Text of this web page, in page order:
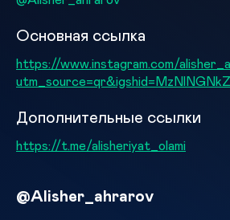
Основная ссылка
https://www.instagram.com/
Дополнительные ссылки
https://t.me/alisheriyat_olami
@Alisher_ahrarov